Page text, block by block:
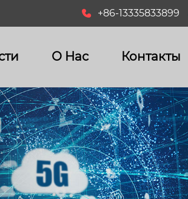
 +86-13335833899
О Hас Контакты